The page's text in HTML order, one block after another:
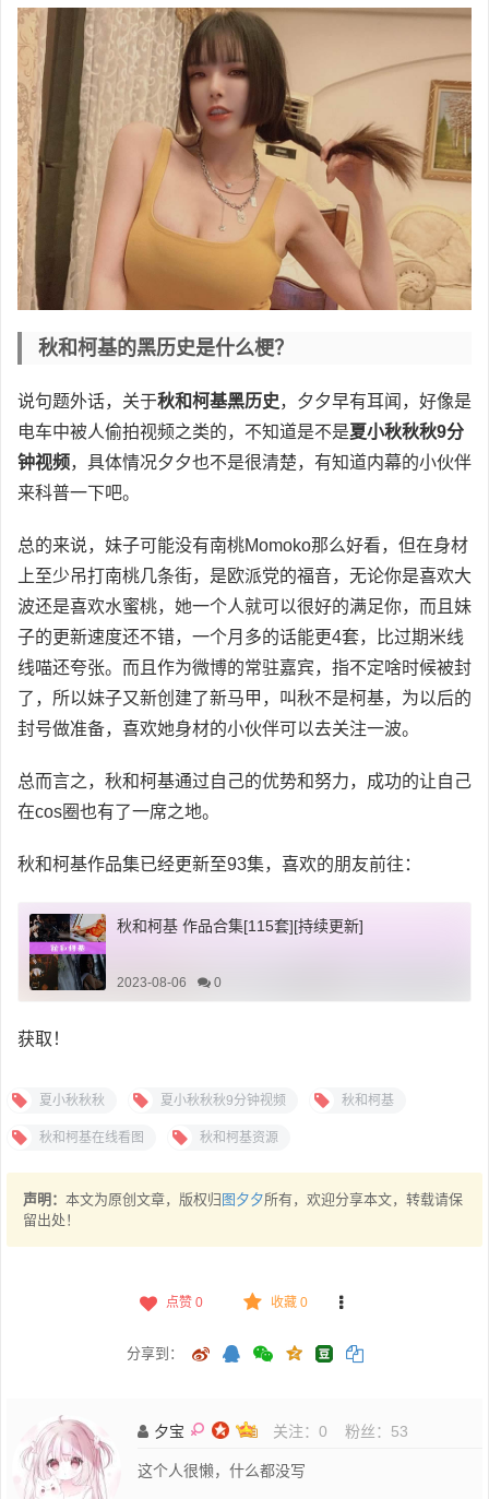
秋和柯基的黑历史是什么梗？
说句题外话，关于秋和柯基黑历史，夕夕早有耳闻，好像是
电车中被人偷拍视频之类的，不知道是不是夏小秋秋秋9分
钟视频，具体情况夕夕也不是很清楚，有知道内幕的小伙伴
来科普一下吧。
总的来说，妹子可能没有南桃Momoko那么好看，但在身材
上至少吊打南桃几条街，是欧派党的福音，无论你是喜欢大
波还是喜欢水蜜桃，她一个人就可以很好的满足你，而且妹
子的更新速度还不错，一个月多的话能更4套，比过期米线
线喵还夸张。而且作为微博的常驻嘉宾，指不定啥时候被封
了，所以妹子又新创建了新马甲，叫秋不是柯基，为以后的
封号做准备，喜欢她身材的小伙伴可以去关注一波。
总而言之，秋和柯基通过自己的优势和努力，成功的让自己
在cos圈也有了一席之地。
秋和柯基作品集已经更新至93集，喜欢的朋友前往：
秋和柯基 作品合集[115套][持续更新]
2023-08-06 0
获取！
夏小秋秋秋 夏小秋秋秋9分钟视频 秋和柯基
秋和柯基在线看图 秋和柯基资源
声明： 本文为原创文章，版权归 图夕夕所有，欢迎分享本文，转载请保
留出处！
点赞 0 收藏 0
分享到：
夕宝 关注： 0 粉丝： 53
这个人很懒，什么都没写